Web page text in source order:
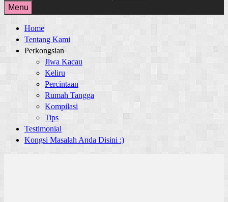
for:
Menu
Home
Tentang Kami
Perkongsian
Jiwa Kacau
Keliru
Percintaan
Rumah Tangga
Kompilasi
Tips
Testimonial
Kongsi Masalah Anda Disini :)